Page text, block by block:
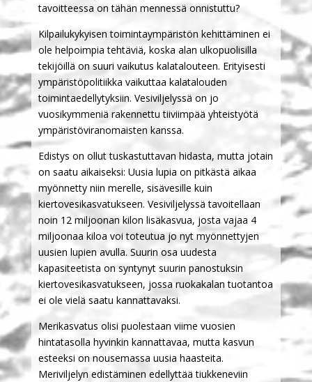
tavoitteessa on tähän mennessä onnistuttu?
Kilpailukykyisen toimintaympäristön kehittäminen ei
ole helpoimpia tehtäviä, koska alan ulkopuolisilla
tekijöillä on suuri vaikutus kalatalouteen. Erityisesti
ympäristöpolitiikka vaikuttaa kalatalouden
toimintaedellytyksiin. Vesiviljelyssä on jo
vuosikymmeniä rakennettu tiiviimpää yhteistyötä
ympäristöviranomaisten kanssa.
Edistys on ollut tuskastuttavan hidasta, mutta jotain
on saatu aikaiseksi: Uusia lupia on pitkästä aikaa
myönnetty niin merelle, sisävesille kuin
kiertovesikasvatukseen. Vesiviljelyssä tavoitellaan
noin 12 miljoonan kilon lisäkasvua, josta vajaa 4
miljoonaa kiloa voi toteutua jo nyt myönnettyjen
uusien lupien avulla. Suurin osa uudesta
kapasiteetista on syntynyt suurin panostuksin
kiertovesikasvatukseen, jossa ruokakalan tuotantoa
ei ole vielä saatu kannattavaksi.
Merikasvatus olisi puolestaan viime vuosien
hintatasolla hyvinkin kannattavaa, mutta kasvun
esteeksi on nousemassa uusia haasteita.
Meriviljelyn edistäminen edellyttää tiukkeneviin